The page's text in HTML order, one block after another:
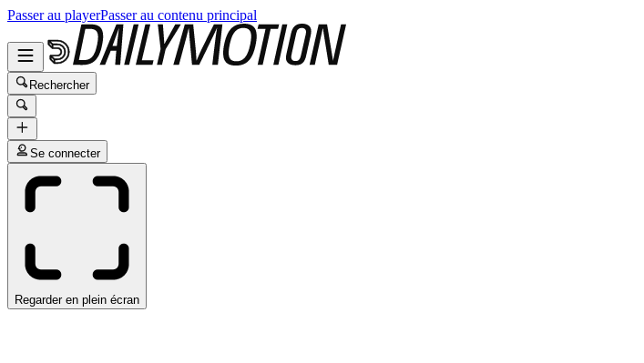
Passer au playerPasser au contenu principal
Rechercher
Se connecter
Regarder en plein écran